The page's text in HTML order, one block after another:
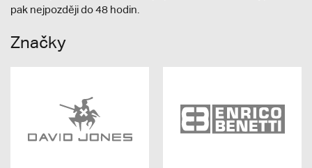
pak nejpozději do 48 hodin.
Značky